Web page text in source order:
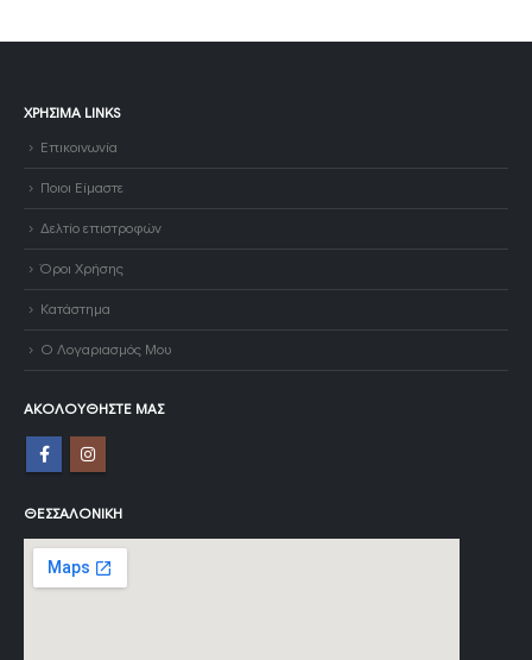
ΧΡΉΣΙΜΑ LINKS
Επικοινωνία
Ποιοι Είμαστε
Δελτίο επιστροφών
Όροι Χρήσης
Κατάστημα
Ο Λογαριασμός Μου
ΑΚΟΛΟΥΘΉΣΤΕ ΜΑΣ
ΘΕΣΣΑΛΟΝΊΚΗ